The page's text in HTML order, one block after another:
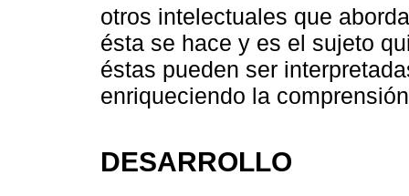
otros intelectuales que
ésta se hace y es el sujeto
éstas pueden ser
enriqueciendo la
DESARROLLO